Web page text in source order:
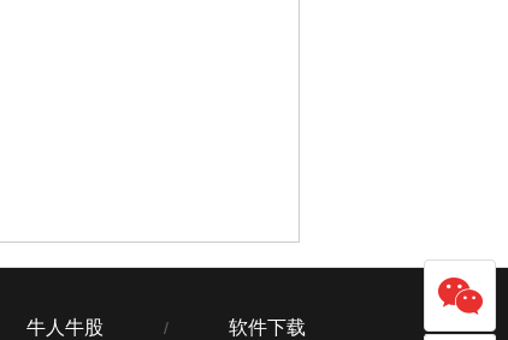
牛人牛股 / 软件下载